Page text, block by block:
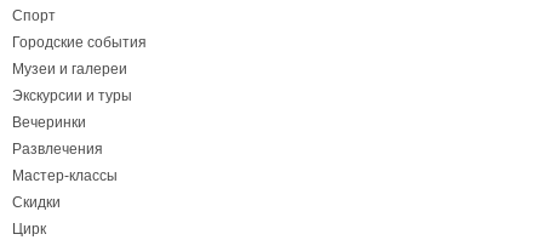
Спорт
Городские события
Музеи и галереи
Экскурсии и туры
Вечеринки
Развлечения
Мастер-классы
Скидки
Цирк